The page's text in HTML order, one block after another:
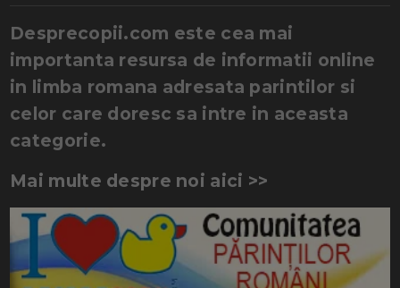
Desprecopii.com este cea mai
importanta resursa de informatii online
in limba romana adresata parintilor si
celor care doresc sa intre in aceasta
categorie.
Mai multe despre noi aici >>